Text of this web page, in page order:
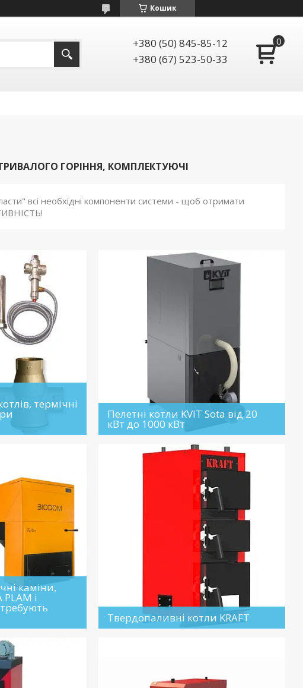
Кошик
+380 (50) 845-85-12
+380 (67) 523-50-33
ГОРІННЯ, КОМПЛЕКТУЮЧІ
всі необхідні компоненти системи - щоб отримати
термічні
Пелетні котли KVIT Sota від 20
кВт до 1000 кВт
каміни,
і
Твердопаливні котли KRAFT